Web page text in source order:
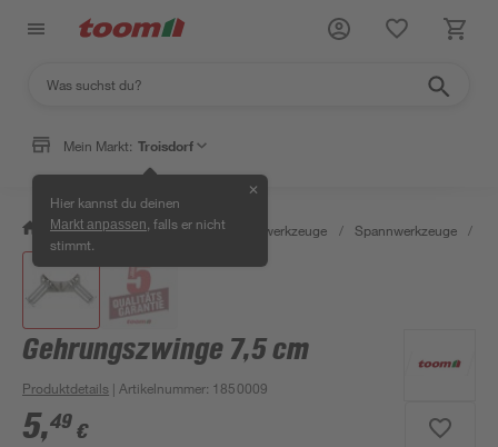
Mein Markt: Troisdorf
Hier kannst du deinen
Markt anpassen , falls er nicht
stimmt.
✕
/ Werkstatt & Maschinen / Handwerkzeuge / Spannwerkzeuge /
Gehrungszwinge 7,5 cm
Produktdetails | Artikelnummer: 1850009
5,49 €